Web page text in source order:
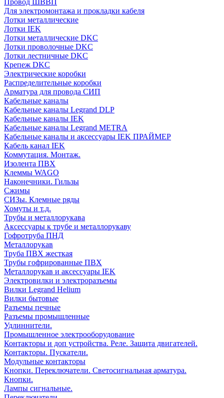
Для электромонтажа и прокладки кабеля
Лотки металлические
Лотки IEK
Лотки металлические DKC
Лотки проволочные DKC
Лотки лестничные DKC
Крепеж DKC
Электрические коробки
Распределительные коробки
Арматура для провода СИП
Кабельные каналы
Кабельные каналы Legrand DLP
Кабельные каналы IEK
Кабельные каналы Legrand METRA
Кабельные каналы и аксессуары IEK ПРАЙМЕР
Кабель канал IEK
Коммутация. Монтаж.
Изолента ПВХ
Клеммы WAGO
Наконечники. Гильзы
Сжимы
СИЗы. Клемные ряды
Хомуты и т.д.
Трубы и металлорукава
Аксессуары к трубе и металлорукаву
Гофротруба ПНД
Металлорукав
Труба ПВХ жесткая
Трубы гофрированные ПВХ
Металлорукав и аксессуары IEK
Электровилки и электроразъемы
Вилки Legrand Helium
Вилки бытовые
Разъемы печные
Разъемы промышленные
Удлиннители.
Промышленное электрооборудование
Контакторы и доп устройства. Реле. Защита двигателей.
Контакторы. Пускатели.
Модульные контакторы
Кнопки. Переключатели. Светосигнальная арматура.
Кнопки.
Лампы сигнальные.